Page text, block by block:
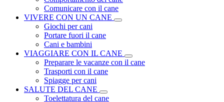
Comunicare con il cane
VIVERE CON UN CANE
Giochi per cani
Portare fuori il cane
Cani e bambini
VIAGGIARE CON IL CANE
Preparare le vacanze con il cane
Trasporti con il cane
Spiagge per cani
SALUTE DEL CANE
Toelettatura del cane